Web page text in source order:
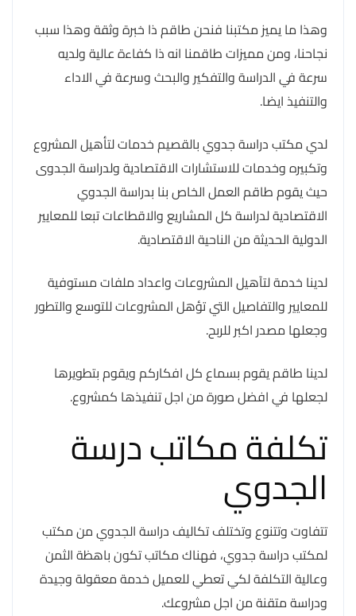
وهذا ما يميز مكتبنا فنحن طاقم ذا خبرة وثقة وهذا سبب
نجاحنا، ومن مميزات طاقمنا انه ذا كفاءة عالية ولديه
سرعة في الدراسة والتفكير والبحث وسرعة في الاداء
والتنفيذ ايضا.
لدي مكتب دراسة جدوي بالقصيم خدمات لتأهيل المشروع
وتكبيره وخدمات للاستشارات الاقتصادية ولدراسة الجدوى
حيث يقوم طاقم العمل الخاص بنا بدراسة الجدوي
الاقتصادية لدراسة كل المشاريع والاقطاعات تبعا للمعايير
الدولية الحديثة من الناحية الاقتصادية.
لدينا خدمة لتآهيل المشروعات واعداد ملفات مستوفية
للمعايير والتفاصيل التي تؤهل المشروعات للتوسع والتطور
وجعلها مصدر اكبر للربح.
لدينا طاقم يقوم بسماع كل افكاركم ويقوم بتطويرها
لجعلها في افضل صورة من اجل تنفيذها كمشروع.
تكلفة مكاتب درسة
الجدوي
تتفاوت وتتنوع وتختلف تكاليف دراسة الجدوي من مكتب
لمكتب دراسة جدوي، فهناك مكاتب تكون باهظة الثمن
وعالية التكلفة لكي تعطي للعميل خدمة معقولة وجيدة
ودراسة متقنة من اجل مشروعك.